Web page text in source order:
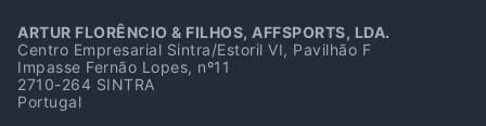
ARTUR FLORÊNCIO & FILHOS, AFFSPORTS, LDA.
Centro Empresarial Sintra/Estoril VI, Pavilhão F
Impasse Fernão Lopes, nº11
2710-264 SINTRA
Portugal